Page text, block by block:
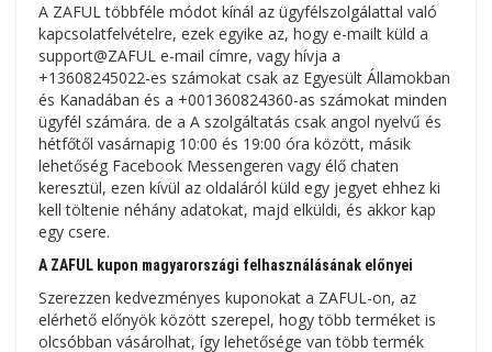
A ZAFUL többféle módot kínál az ügyfélszolgálattal való
kapcsolatfelvételre, ezek egyike az, hogy e-mailt küld a
support@ZAFUL e-mail címre, vagy hívja a
+13608245022-es számokat csak az Egyesült Államokban
és Kanadában és a +001360824360-as számokat minden
ügyfél számára. de a A szolgáltatás csak angol nyelvű és
hétfőtől vasárnapig 10:00 és 19:00 óra között, másik
lehetőség Facebook Messengeren vagy élő chaten
keresztül, ezen kívül az oldaláról küld egy jegyet ehhez ki
kell töltenie néhány adatokat, majd elküldi, és akkor kap
egy csere.
A ZAFUL kupon magyarországi felhasználásának előnyei
Szerezzen kedvezményes kuponokat a ZAFUL-on, az
elérhető előnyök között szerepel, hogy több terméket is
olcsóbban vásárolhat, így lehetősége van több termék